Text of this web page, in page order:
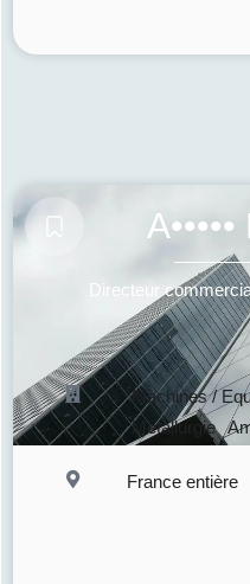
Machines /
Métallurgie
France entière